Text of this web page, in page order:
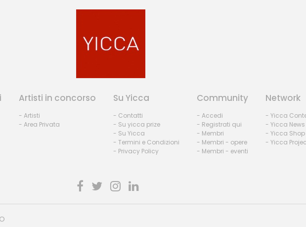
Artisti in concorso
- Artisti
- Area Privata
Su Yicca
- Contatti
- Su yicca prize
- Su Yicca
- Termini e Condizioni
- Privacy Policy
Community
- Accedi
- Registrati qui
- Membri
- Membri - opere
- Membri - eventi
Network
- Yicca
- Yicca News
- Yicca Shop
- Yicca